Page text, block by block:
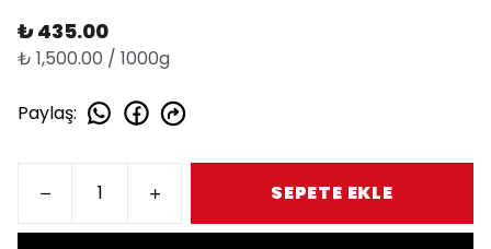
₺ 435.00
₺ 1,500.00 / 1000g
Paylaş:
SEPETE EKLE